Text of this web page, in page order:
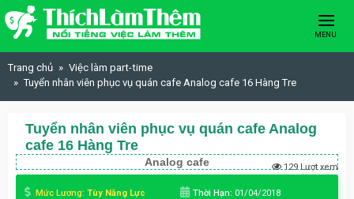
Skip to content
MENU
Trang chủ
Việc làm part-time
Tuyển nhân viên phục vụ quán cafe Analog cafe 16 Hàng Tre
Tuyển nhân viên phục vụ quán cafe Analog
cafe 16 Hàng Tre
Analog cafe 129 Lượt xem
Mức Lương: Tùy Năng Lực Thời Hạn: 01/04/2018